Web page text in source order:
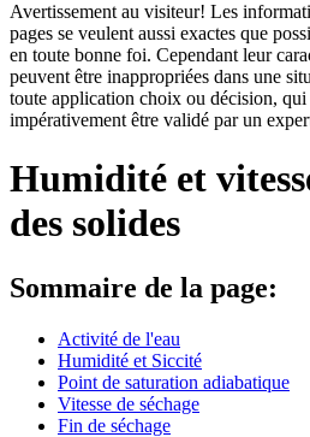
Avertissement au visiteur! Les
pages se veulent aussi exactes que
en toute bonne foi. Cependant leur
peuvent être inappropriées dans une
toute application choix ou décision,
impérativement être validé par un
Humidité et
des solides
Sommaire de la page:
Activité de l'eau
Humidité et Siccité
Point de saturation adiabatique
Vitesse de séchage
Fin de séchage